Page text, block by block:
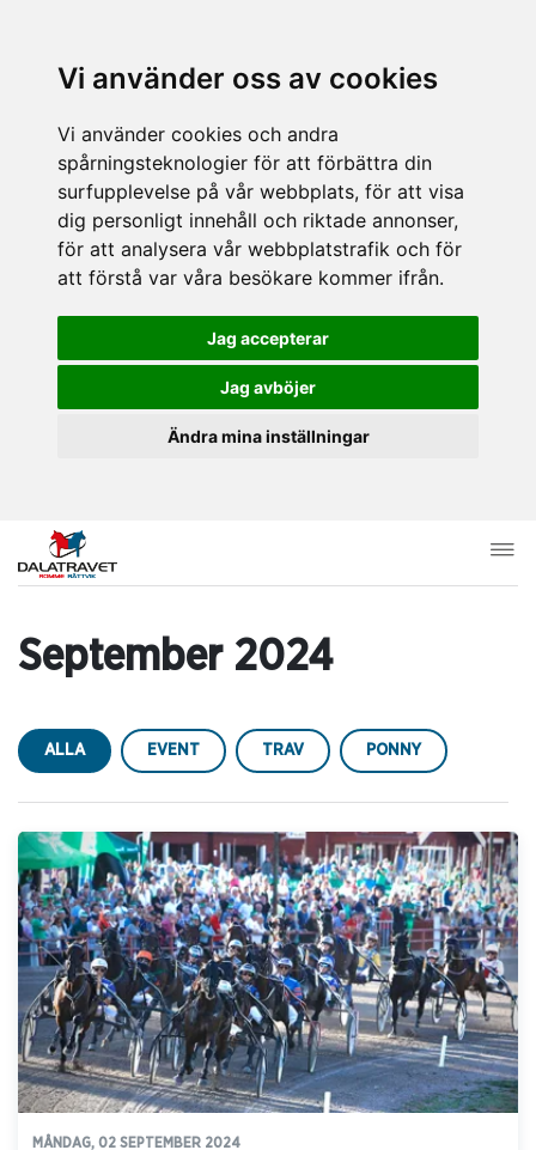
Vi använder oss av cookies
Vi använder cookies och andra
spårningsteknologier för att förbättra din
surfupplevelse på vår webbplats, för att visa
dig personligt innehåll och riktade annonser,
för att analysera vår webbplatstrafik och för
att förstå var våra besökare kommer ifrån.
Jag accepterar
Jag avböjer
Ändra mina inställningar
September 2024
ALLA EVENT TRAV PONNY
MÅNDAG, 02 SEPTEMBER 2024